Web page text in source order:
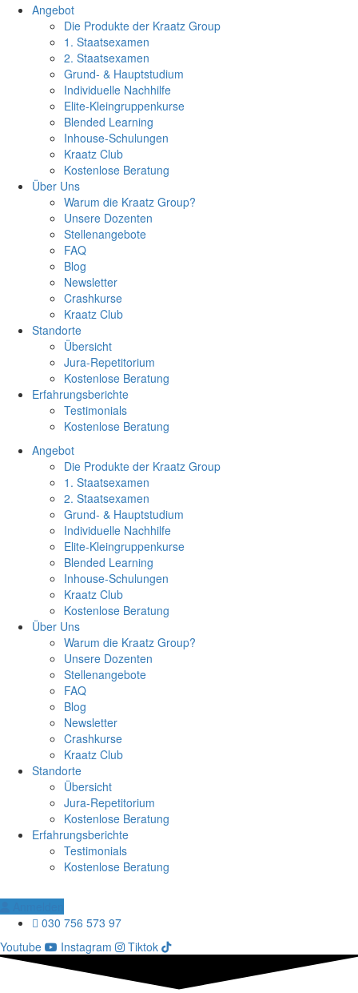
Angebot
Die Produkte der Kraatz Group
1. Staatsexamen
2. Staatsexamen
Grund- & Hauptstudium
Individuelle Nachhilfe
Elite-Kleingruppenkurse
Blended Learning
Inhouse-Schulungen
Kraatz Club
Kostenlose Beratung
Über Uns
Warum die Kraatz Group?
Unsere Dozenten
Stellenangebote
FAQ
Blog
Newsletter
Crashkurse
Kraatz Club
Standorte
Übersicht
Jura-Repetitorium
Kostenlose Beratung
Erfahrungsberichte
Testimonials
Kostenlose Beratung
Angebot
Die Produkte der Kraatz Group
1. Staatsexamen
2. Staatsexamen
Grund- & Hauptstudium
Individuelle Nachhilfe
Elite-Kleingruppenkurse
Blended Learning
Inhouse-Schulungen
Kraatz Club
Kostenlose Beratung
Über Uns
Warum die Kraatz Group?
Unsere Dozenten
Stellenangebote
FAQ
Blog
Newsletter
Crashkurse
Kraatz Club
Standorte
Übersicht
Jura-Repetitorium
Kostenlose Beratung
Erfahrungsberichte
Testimonials
Kostenlose Beratung
030 756 573 97
Youtube
Instagram Tiktok